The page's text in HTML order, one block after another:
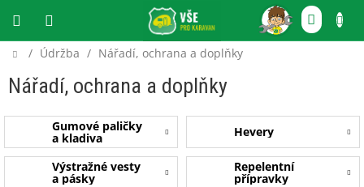
obsah
CZK
Domů
/ Údržba / Nářadí, ochrana a doplňky
Nářadí, ochrana a doplňky
Gumové paličky
a kladiva Hevery
Výstražné vesty
a pásky
Repelentní
přípravky